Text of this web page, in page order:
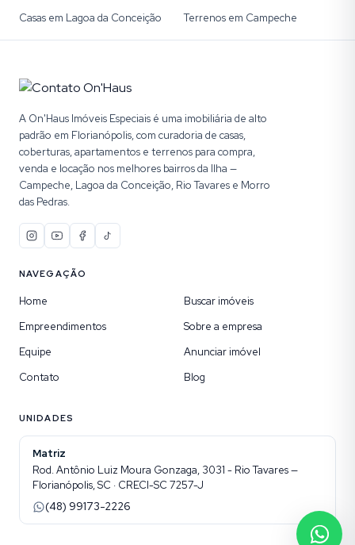
Casas em Lagoa da Conceição
Terrenos em Campeche
A On'Haus Imóveis Especiais é uma imobiliária de alto
padrão em Florianópolis, com curadoria de casas,
coberturas, apartamentos e terrenos para compra,
venda e locação nos melhores bairros da Ilha —
Campeche, Lagoa da Conceição, Rio Tavares e Morro
das Pedras.
NAVEGAÇÃO
Home
Buscar imóveis
Empreendimentos
Sobre a empresa
Equipe
Anunciar imóvel
Contato
Blog
UNIDADES
Matriz
Rod. Antônio Luiz Moura Gonzaga, 3031 - Rio Tavares —
Florianópolis, SC · CRECI-SC 7257-J
(48) 99173-2226